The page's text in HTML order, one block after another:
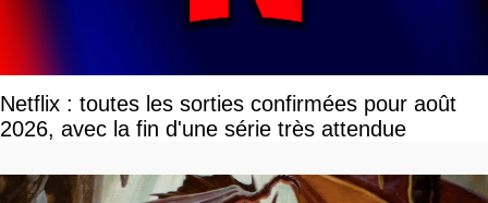
Netflix : toutes les sorties confirmées pour août
2026, avec la fin d'une série très attendue